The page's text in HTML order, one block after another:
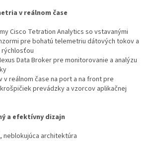
v reálnom čase
Cisco Tetration Analytics so vstavanými
pre bohatú telemetriu dátových tokov a
Data Broker pre monitorovanie a analýzu
v reálnom čase na port a na front pre
prevádzky a vzorcov aplikačnej
a efektívny dizajn
neblokujúca architektúra